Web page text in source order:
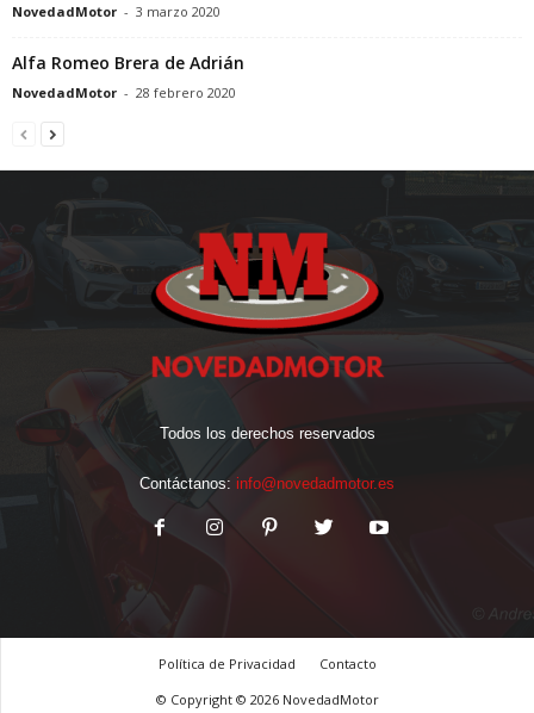
NovedadMotor - 3 marzo 2020
Alfa Romeo Brera de Adrián
NovedadMotor - 28 febrero 2020
Todos los derechos reservados
Contáctanos: info@novedadmotor.es
Política de Privacidad
Contacto
© Copyright © 2026 NovedadMotor